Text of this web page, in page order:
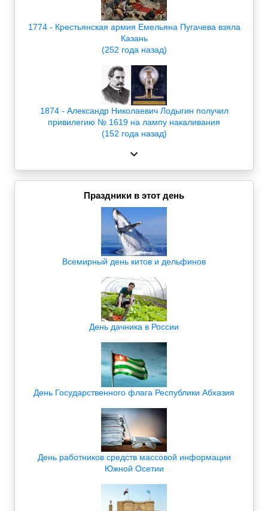
1774 - Крестьянская армия Емельяна Пугачева взяла
Казань
(252 года назад)
1874 - Александр Николаевич Лодыгин получил
привилегию № 1619 на лампу накаливания
(152 года назад)
Праздники в этот день
Всемирный день китов и дельфинов
День дачника в России
День Государственного флага Республики Абхазия
День работников средств массовой информации
Южной Осетии